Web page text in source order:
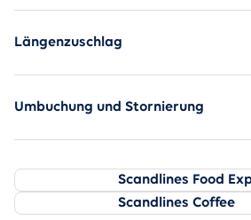
Längenzuschlag
Umbuchung und Stornierung
Gastronomie an
Scandlines Food
Besuchen Sie unser
Scandlines Coffee
Bei Scandlines Coffee